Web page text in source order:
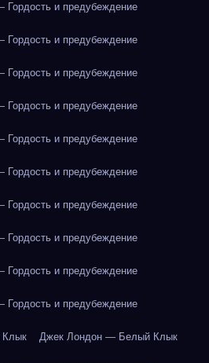
и предубеждение
и предубеждение
и предубеждение
и предубеждение
и предубеждение
и предубеждение
и предубеждение
и предубеждение
и предубеждение
и предубеждение
Джек Лондон — Белый Клык